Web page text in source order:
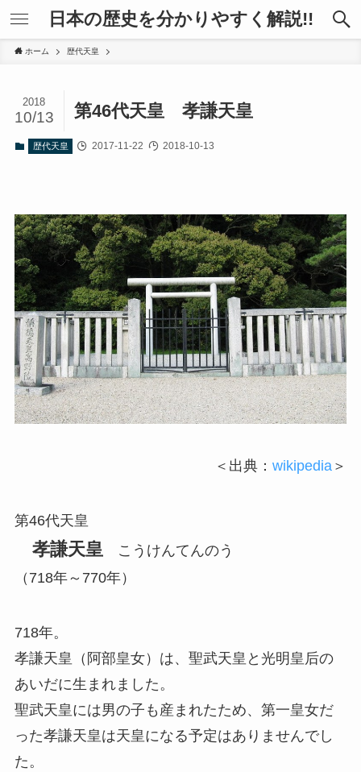
日本の歴史を分かりやすく解説!!
ホーム 歴代天皇
第46代天皇 孝謙天皇
2018
10/13
歴代天皇 2017-11-22 2018-10-13
＜出典：wikipedia ＞
第46代天皇
孝謙天皇 こうけんてんのう
（718年～770年）
718年。
孝謙天皇（阿部皇女）は、聖武天皇と光明皇后の
あいだに生まれました。
聖武天皇には男の子も産まれたため、第一皇女だ
った孝謙天皇は天皇になる予定はありませんでし
た。